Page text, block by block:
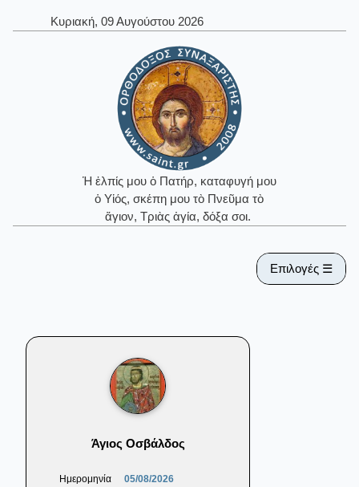
Κυριακή, 09 Αυγούστου 2026
Ἡ ἐλπίς μου ὁ Πατήρ, καταφυγή μου
ὁ Υἱός, σκέπη μου τὸ Πνεῦμα τὸ
ἅγιον, Τριὰς ἁγία, δόξα σοι.
Επιλογές ☰
Άγιος Οσβάλδος
Ημερομηνία
05/08/2026